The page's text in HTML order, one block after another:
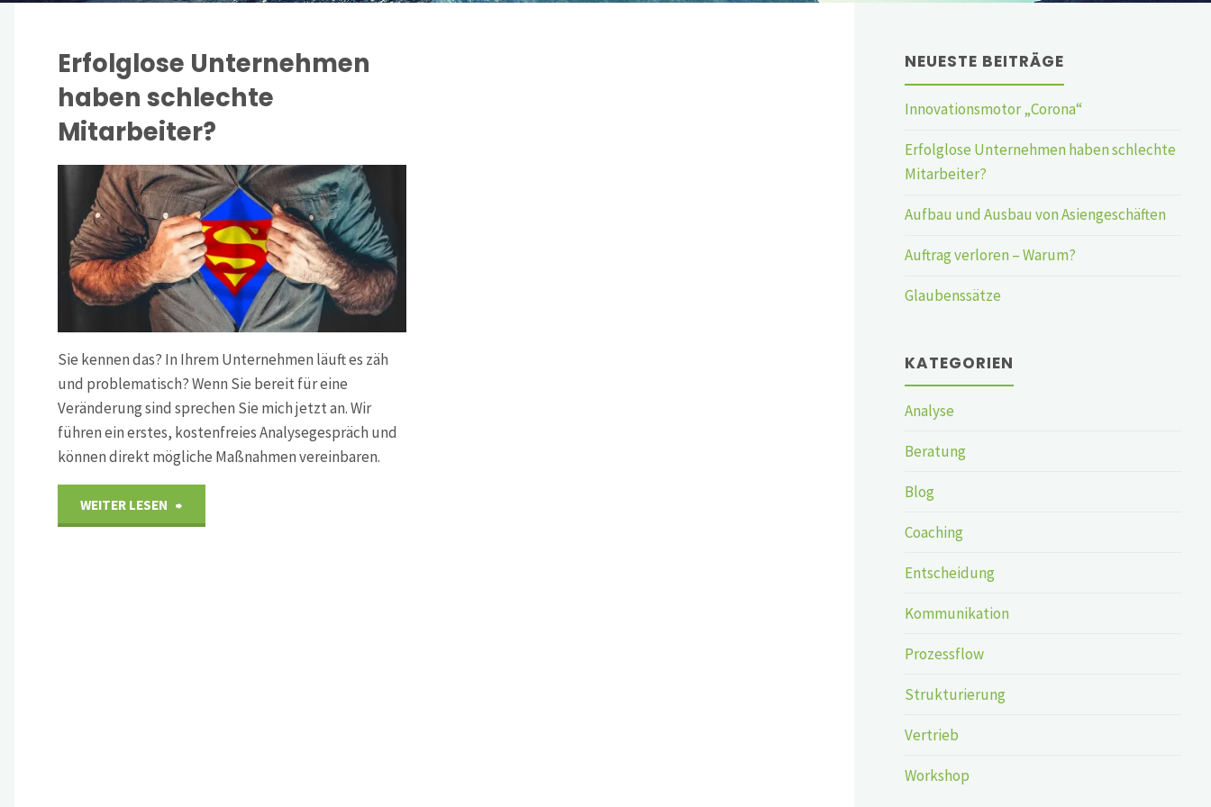
Erfolglose Unternehmen
haben schlechte
Mitarbeiter?
Sie kennen das? In Ihrem Unternehmen läuft es zäh
und problematisch? Wenn Sie bereit für eine
Veränderung sind sprechen Sie mich jetzt an. Wir
führen ein erstes, kostenfreies Analysegespräch und
können direkt mögliche Maßnahmen vereinbaren.
WEITER LESEN "Erfolglose
NEUESTE BEITRÄGE
Innovationsmotor „Corona“
Erfolglose Unternehmen haben schlechte
Mitarbeiter?
Aufbau und Ausbau von Asiengeschäften
Auftrag verloren – Warum?
Glaubenssätze
KATEGORIEN
Analyse
Beratung
Blog
Coaching
Entscheidung
Kommunikation
Prozessflow
Strukturierung
Vertrieb
Workshop